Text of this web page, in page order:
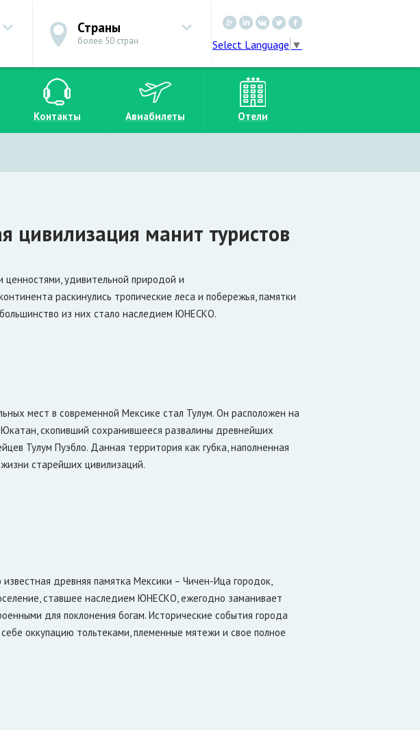
Страны
более 50 стран Select Language ▼
Контакты Авиабилеты Отели
2017 27 марта 2017
цивилизация манит туристов
ценностями, удивительной природой и
раскинулись тропические леса и побережья, памятки
из них стало наследием ЮНЕСКО.
мест в современной Мексике стал Тулум. Он расположен на
скопивший сохранившееся развалины древнейших
Тулум Пуэбло. Данная территория как губка, наполненная
старейших цивилизаций.
древняя памятка Мексики – Чичен-Ица городок,
ставшее наследием ЮНЕСКО, ежегодно заманивает
для поклонения богам. Исторические события города
оккупацию тольтеками, племенные мятежи и свое полное